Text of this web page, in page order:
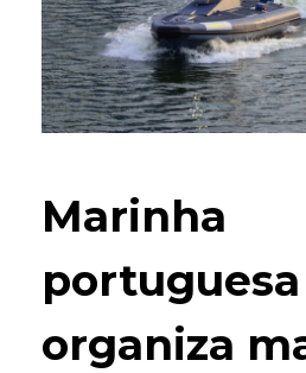
Marinha
portuguesa
organiza